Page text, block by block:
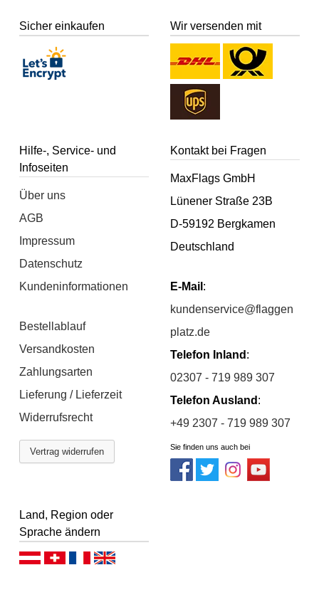
Sicher einkaufen Wir versenden mit
Hilfe-, Service- und
Infoseiten
Über uns
AGB
Impressum
Datenschutz
Kundeninformationen
Bestellablauf
Versandkosten
Zahlungsarten
Lieferung / Lieferzeit
Widerrufsrecht
Vertrag widerrufen
Kontakt bei Fragen
MaxFlags GmbH
Lünener Straße 23B
D-59192 Bergkamen
Deutschland
E-Mail :
kundenservice@flaggen
platz.de
Telefon Inland :
02307 - 719 989 307
Telefon Ausland :
+49 2307 - 719 989 307
Sie finden uns auch bei
Land, Region oder
Sprache ändern
D
D
F
E